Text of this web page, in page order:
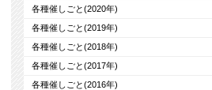
各種催しごと(2020年)
各種催しごと(2019年)
各種催しごと(2018年)
各種催しごと(2017年)
各種催しごと(2016年)